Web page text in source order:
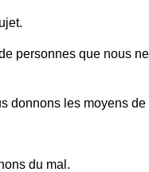
personnes que nous
donnons les moyens
du mal.